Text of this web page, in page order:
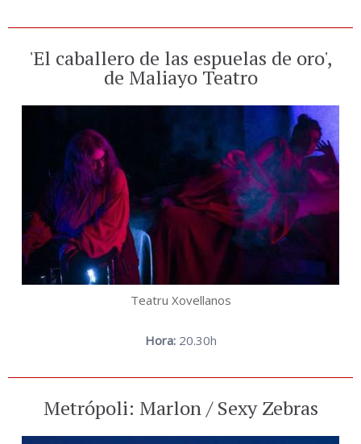
'El caballero de las espuelas de oro',
de Maliayo Teatro
Teatru Xovellanos
Hora:20.30h
Metrópoli: Marlon / Sexy Zebras